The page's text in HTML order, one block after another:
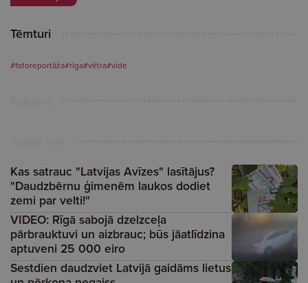
Tēmturi
#fotoreportāža#rīga#vētra#vide
Kas satrauc "Latvijas Avīzes" lasītājus?
"Daudzbērnu ģimenēm laukos dodiet
zemi par velti!"
VIDEO: Rīgā sabojā dzelzceļa
pārbrauktuvi un aizbrauc; būs jāatlīdzina
aptuveni 25 000 eiro
Sestdien daudzviet Latvijā gaidāms lietus